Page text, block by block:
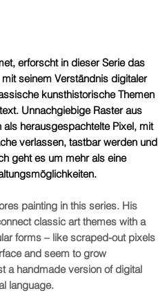
erforscht in dieser Serie das
seinem Verständnis digitaler
kunsthistorische Themen
Unnachgiebige Raster aus
herausgespachtelte Pixel, mit
verlassen, tastbar werden und
geht es um mehr als eine
painting in this series. His
classic art themes with a
forms – like scraped-out pixels
and seem to grow
a handmade version of digital
language.